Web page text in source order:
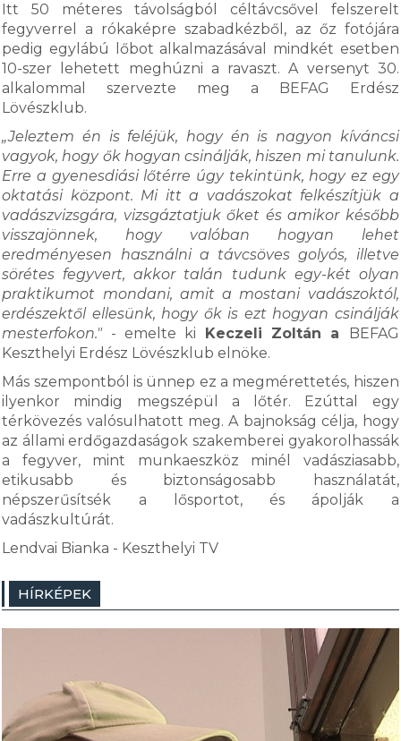
Itt 50 méteres távolságból céltávcsővel felszerelt
fegyverrel a rókaképre szabadkézből, az őz fotójára
pedig egylábú lőbot alkalmazásával mindkét esetben
10-szer lehetett meghúzni a ravaszt. A versenyt 30.
alkalommal szervezte meg a BEFAG Erdész
Lövészklub.
„Jeleztem én is feléjük, hogy én is nagyon kíváncsi
vagyok, hogy ők hogyan csinálják, hiszen mi tanulunk.
Erre a gyenesdiási lőtérre úgy tekintünk, hogy ez egy
oktatási központ. Mi itt a vadászokat felkészítjük a
vadászvizsgára, vizsgáztatjuk őket és amikor később
visszajönnek, hogy valóban hogyan lehet
eredményesen használni a távcsöves golyós, illetve
sörétes fegyvert, akkor talán tudunk egy-két olyan
praktikumot mondani, amit a mostani vadászoktól,
erdészektől ellesünk, hogy ők is ezt hogyan csinálják
mesterfokon." - emelte ki Keczeli Zoltán a BEFAG
Keszthelyi Erdész Lövészklub elnöke.
Más szempontból is ünnep ez a megmérettetés, hiszen
ilyenkor mindig megszépül a lőtér. Ezúttal egy
térkövezés valósulhatott meg. A bajnokság célja, hogy
az állami erdőgazdaságok szakemberei gyakorolhassák
a fegyver, mint munkaeszköz minél vadásziasabb,
etikusabb és biztonságosabb használatát,
népszerűsítsék a lősportot, és ápolják a
vadászkultúrát.
Lendvai Bianka - Keszthelyi TV
HÍRKÉPEK